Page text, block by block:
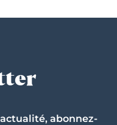
abonnez-